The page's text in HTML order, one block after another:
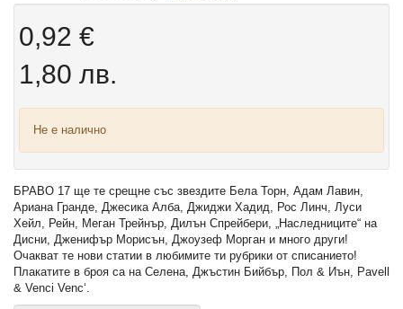
0,92 €
1,80 лв.
Не е налично
БРАВО 17 ще те срещне със звездите Бела Торн, Адам Лавин,
Ариана Гранде, Джесика Алба, Джиджи Хадид, Рос Линч, Луси
Хейл, Рейн, Меган Трейнър, Дилън Спрейбери, „Наследниците“ на
Дисни, Дженифър Морисън, Джоузеф Морган и много други!
Очакват те нови статии в любимите ти рубрики от списанието!
Плакатите в броя са на Селена, Джъстин Бийбър, Пол & Иън, Pavell
& Venci Venc‘.